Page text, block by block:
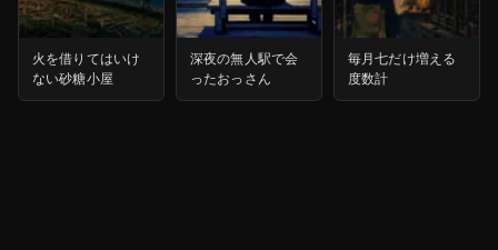
火を借りてはいけ
ない砂糖小屋
深夜の無人駅で会
ったおっさん
毎月七だけ増える
度数計